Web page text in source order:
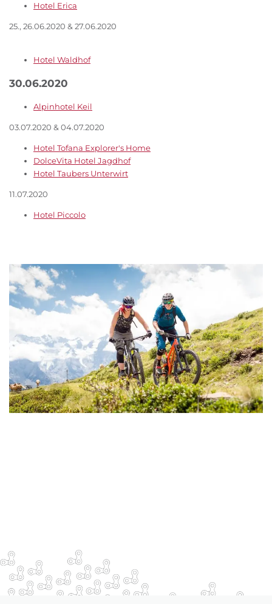
Hotel Erica
25., 26.06.2020 & 27.06.2020
Hotel Waldhof
30.06.2020
Alpinhotel Keil
03.07.2020 & 04.07.2020
Hotel Tofana Explorer's Home
DolceVita Hotel Jagdhof
Hotel Taubers Unterwirt
11.07.2020
Hotel Piccolo